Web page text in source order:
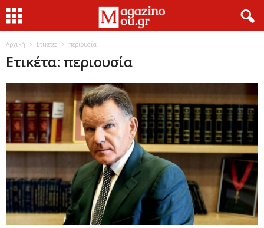
Αρχική Ετικέτες περιουσία
Ετικέτα: περιουσία